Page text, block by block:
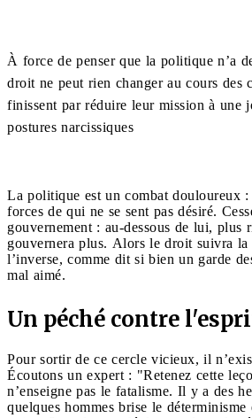
À force de penser que la politique n’a
droit ne peut rien changer au cours des
finissent par réduire leur mission à une
postures narcissiques
La politique est un combat douloureux :
forces de qui ne se sent pas désiré.
gouvernement : au-dessous de lui, plus
gouvernera plus. Alors le droit suivra la
l’inverse, comme dit si bien un garde
mal aimé.
Un péché contre
Pour sortir de ce cercle vicieux, il
Écoutons un expert : "Retenez cette
n’enseigne pas le fatalisme. Il y a des
quelques hommes brise le